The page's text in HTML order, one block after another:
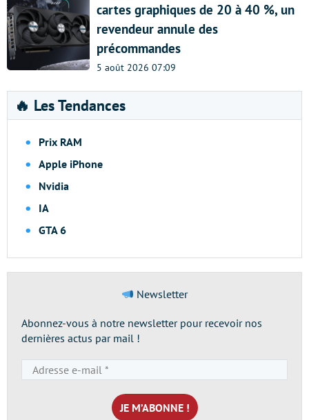
cartes graphiques de 20 à 40 %, un
revendeur annule des
précommandes
5 août 2026 07:09
🔥 Les Tendances
Prix RAM
Apple iPhone
Nvidia
IA
GTA 6
Newsletter
Abonnez-vous à notre newsletter pour recevoir nos
dernières actus par mail !
e-
mail
*